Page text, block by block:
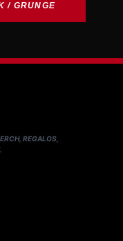
/ GRUNGE
REGALOS,